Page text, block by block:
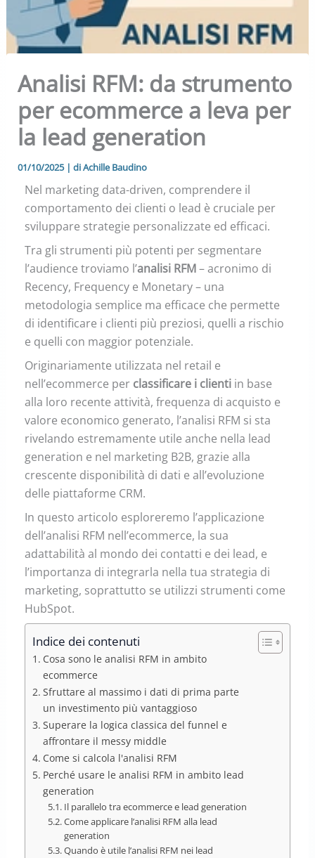
Analisi RFM: da strumento
per ecommerce a leva per
la lead generation
01/10/2025 | diAchille Baudino
Nel marketing data-driven, comprendere il
comportamento dei clienti o lead è cruciale per
sviluppare strategie personalizzate ed efficaci.
Tra gli strumenti più potenti per segmentare
l’audience troviamo l’analisi RFM– acronimo di
Recency, Frequency e Monetary – una
metodologia semplice ma efficace che permette
di identificare i clienti più preziosi, quelli a rischio
e quelli con maggior potenziale.
Originariamente utilizzata nel retail e
nell’ecommerce per classificare i clientiin base
alla loro recente attività, frequenza di acquisto e
valore economico generato, l’analisi RFM si sta
rivelando estremamente utile anche nella lead
generation e nel marketing B2B, grazie alla
crescente disponibilità di dati e all’evoluzione
delle piattaforme CRM.
In questo articolo esploreremo l’applicazione
dell’analisi RFM nell’ecommerce, la sua
adattabilità al mondo dei contatti e dei lead, e
l’importanza di integrarla nella tua strategia di
marketing, soprattutto se utilizzi strumenti come
HubSpot.
Indice dei contenuti
Cosa sono le analisi RFM in ambito
ecommerce
Sfruttare al massimo i dati di prima parte
un investimento più vantaggioso
Superare la logica classica del funnel e
affrontare il messy middle
Come si calcola l'analisi RFM
Perché usare le analisi RFM in ambito lead
generation
Il parallelo tra ecommerce e lead generation
Come applicare l’analisi RFM alla lead
generation
Quando è utile l’analisi RFM nei lead